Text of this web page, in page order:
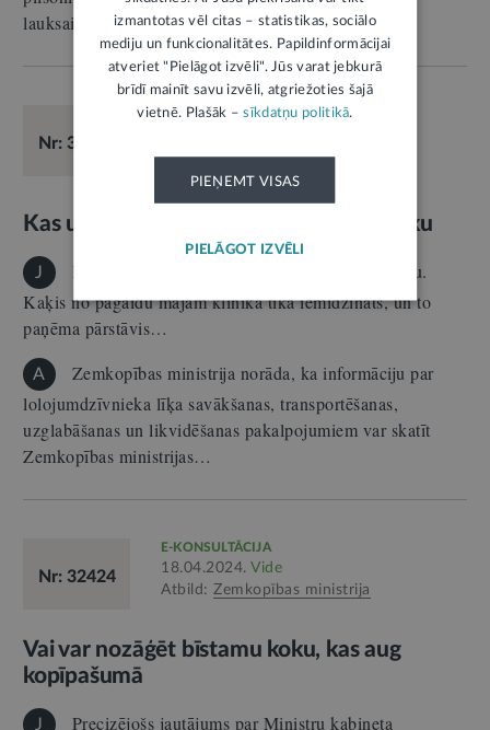
lauksaimniecības zemi. To drīkst…
Nr: 33168
E-KONSULTĀCIJA
Atbild:Zemkopības ministrija
Inese Helmane
Kas un kur var apglabāt lolojumdzīvnieku
J
Labdien! Nezinu, kur meklēt, atrast informāciju.
Kaķis no pagaidu mājām klīnikā tika iemidzināts, un to
paņēma pārstāvis…
A
Zemkopības ministrija norāda, ka informāciju par
lolojumdzīvnieka līķa savākšanas, transportēšanas,
uzglabāšanas un likvidēšanas pakalpojumiem var skatīt
Zemkopības ministrijas…
Nr: 32424
E-KONSULTĀCIJA
18.04.2024. Vide
Atbild: Zemkopības ministrija
Vai var nozāģēt bīstamu koku, kas aug
kopīpašumā
J
Precizējošs jautājums par Ministru kabineta
izmantotas vēl citas – statistikas, sociālo
mediju un funkcionalitātes. Papildinformācijai
atveriet "Pielāgot izvēli". Jūs varat jebkurā
brīdī mainīt savu izvēli, atgriežoties šajā
vietnē. Plašāk –sīkdatņu politikā.
PIEŅEMT VISAS
PIELĀGOT IZVĒLI